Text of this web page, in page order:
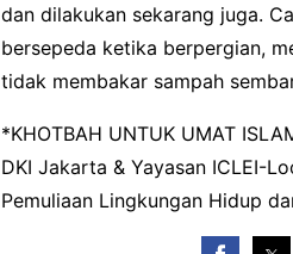
dan dilakukan sekarang juga.
bersepeda ketika berpergian,
tidak membakar sampah
*KHOTBAH UNTUK UMAT
DKI Jakarta & Yayasan ICLEI-
Pemuliaan Lingkungan Hidup